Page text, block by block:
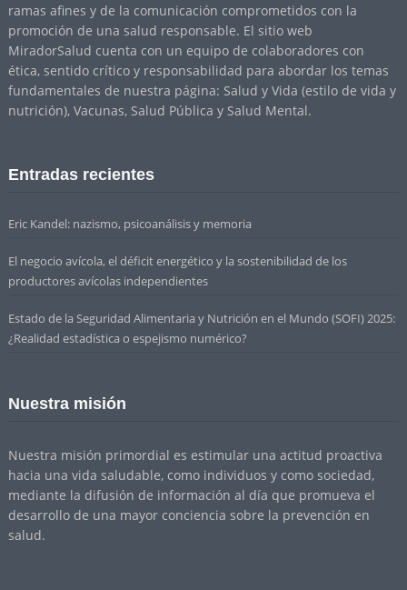
ramas afines y de la comunicación comprometidos con la
promoción de una salud responsable. El sitio web
MiradorSalud cuenta con un equipo de colaboradores con
ética, sentido crítico y responsabilidad para abordar los temas
fundamentales de nuestra página: Salud y Vida (estilo de vida y
nutrición), Vacunas, Salud Pública y Salud Mental.
Entradas recientes
Eric Kandel: nazismo, psicoanálisis y memoria
El negocio avícola, el déficit energético y la sostenibilidad de los
productores avícolas independientes
Estado de la Seguridad Alimentaria y Nutrición en el Mundo (SOFI) 2025:
¿Realidad estadística o espejismo numérico?
Nuestra misión
Nuestra misión primordial es estimular una actitud proactiva
hacia una vida saludable, como individuos y como sociedad,
mediante la difusión de información al día que promueva el
desarrollo de una mayor conciencia sobre la prevención en
salud.